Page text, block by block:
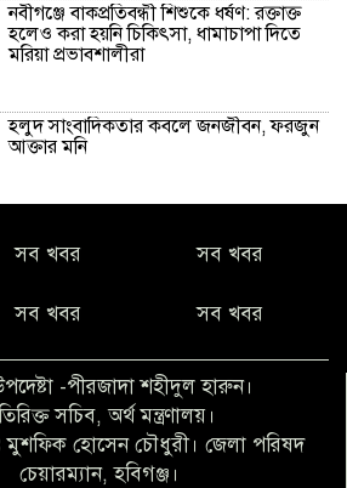
নবীগঞ্জে বাকপ্রতিবন্ধী শিশুকে ধর্ষণ: রক্তাক্ত
হলেও করা হয়নি চিকিৎসা, ধামাচাপা দিতে
মরিয়া প্রভাবশালীরা
হলুদ সাংবাদিকতার কবলে জনজীবন, ফরজুন
আক্তার মনি
কিবরিয়া
বৃত্তি পরীক্ষার সুযোগ করে দিলেন প্রধান শিক্ষক
ফারুক মাস্টার
আব্দুল হক তালুকদার ফাউন্ডেশন মানবতার
শিকড় ছুঁই ছুঁই,ফরজুন আক্তার মনি
সব খবর সব খবর
সব খবর সব খবর
-পীরজাদা শহীদুল হারুন।
সচিব, অর্থ মন্ত্রণালয়।
মুশফিক হোসেন চৌধুরী। জেলা পরিষদ
চেয়ারম্যান, হবিগঞ্জ।